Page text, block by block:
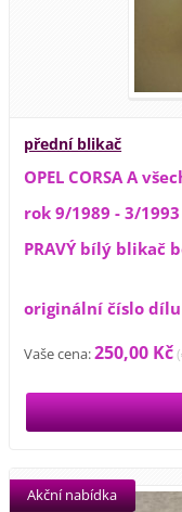
přední blikač
OPEL CORSA A
rok 9/1989 - 3/1993
PRAVÝ bílý blikač
originální číslo dílu
Vaše cena:250,00 Kč(
Akční nabídka